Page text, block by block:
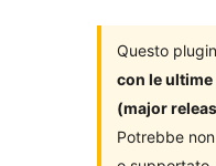
Questo plugin
con le
(major
Potrebbe